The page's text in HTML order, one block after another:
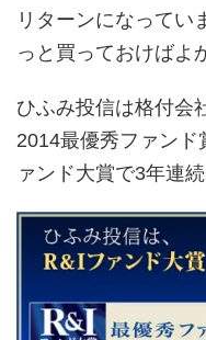
リターンになってい
っと買っておけばよ
ひふみ投信は格付会
2014最優秀ファンド
ァンド大賞で3年連